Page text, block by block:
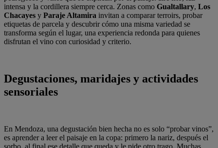
intensa y la cordillera siempre cerca. Zonas como Gualtallary, Los
Chacayes y Paraje Altamira invitan a comparar terroirs, probar
etiquetas de parcela y descubrir cómo una misma variedad se
transforma según el lugar, una experiencia redonda para quienes
disfrutan el vino con curiosidad y criterio.
Degustaciones, maridajes y actividades
sensoriales
En Mendoza, una degustación bien hecha no es solo “probar vinos”,
es aprender a leer el paisaje en la copa: primero la nariz, después el
sorbo, al final ese detalle que queda y le pide otro trago. Muchas